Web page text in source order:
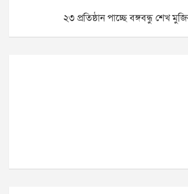
২৩ প্রতিষ্ঠান পাচ্ছে বঙ্গবন্ধু শেখ